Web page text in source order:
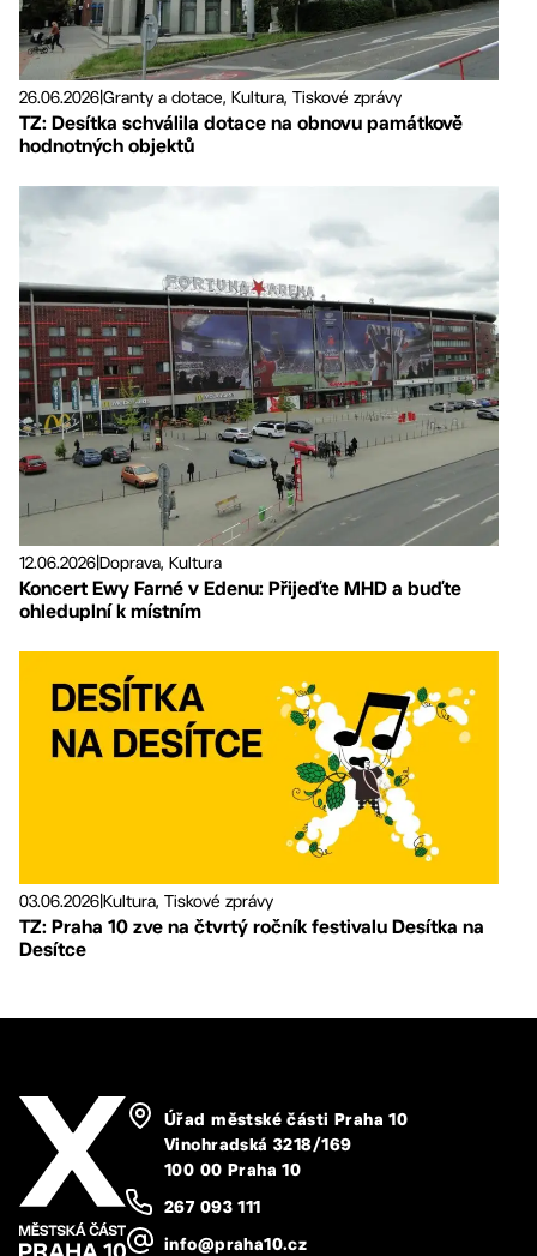
26.06.2026Granty a dotace, Kultura, Tiskové zprávy
TZ: Desítka schválila dotace na obnovu památkově
hodnotných objektů
12.06.2026Doprava, Kultura
Koncert Ewy Farné v Edenu: Přijeďte MHD a buďte
ohleduplní k místním
03.06.2026Kultura, Tiskové zprávy
TZ: Praha 10 zve na čtvrtý ročník festivalu Desítka na
Desítce
Úřad městské části Praha 10
Vinohradská 3218/169
100 00 Praha 10
267 093 111
info@praha10.cz